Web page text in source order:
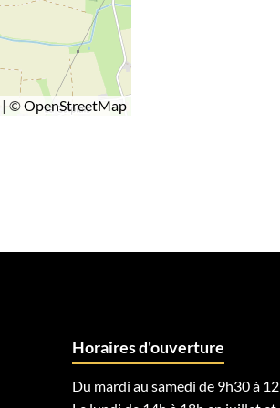
| ©OpenStreetMap
Horaires d'ouverture
Du mardi au samedi de 9h30 à